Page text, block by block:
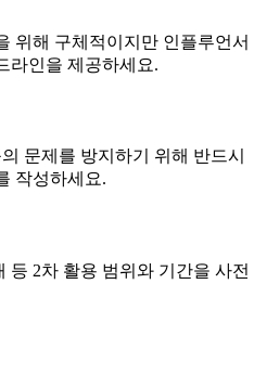
위해 구체적이지만 인플루언서
라인을 제공하세요.
문제를 방지하기 위해 반드시
작성하세요.
등 2차 활용 범위와 기간을 사전